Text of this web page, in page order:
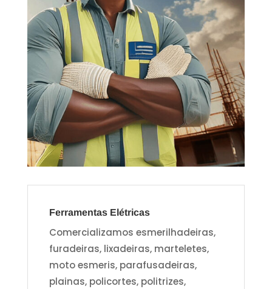
Ferramentas Elétricas
Comercializamos esmerilhadeiras,
furadeiras, lixadeiras, marteletes,
moto esmeris, parafusadeiras,
plainas, policortes, politrizes,